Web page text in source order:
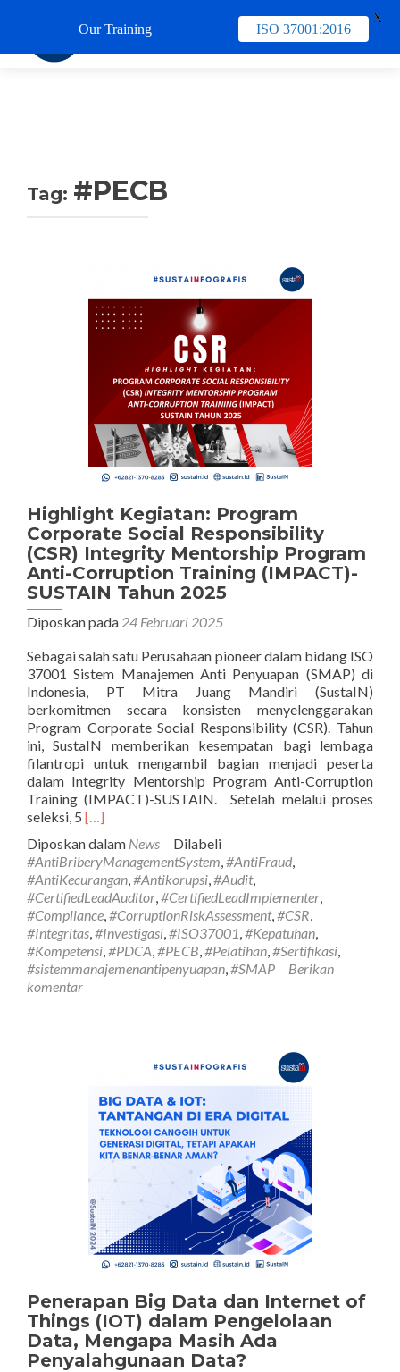
Tag: #PECB
Highlight Kegiatan: Program
Corporate Social Responsibility
(CSR) Integrity Mentorship Program
Anti-Corruption Training (IMPACT)-
SUSTAIN Tahun 2025
Diposkan pada 24 Februari 2025
Sebagai salah satu Perusahaan pioneer dalam bidang ISO
37001 Sistem Manajemen Anti Penyuapan (SMAP) di
Indonesia, PT Mitra Juang Mandiri (SustaIN)
berkomitmen secara konsisten menyelenggarakan
Program Corporate Social Responsibility (CSR). Tahun
ini, SustaIN memberikan kesempatan bagi lembaga
filantropi untuk mengambil bagian menjadi peserta
dalam Integrity Mentorship Program Anti-Corruption
Training (IMPACT)-SUSTAIN. Setelah melalui proses
seleksi, 5 Selengkapnya
Kegiatan:
Program
Corporate
Social
Responsibility
(CSR)
Integrity
Mentorship
(IMPACT)-
Tahun
2025
[…]
Diposkan dalam News
Dilabeli
#AntiBriberyManagementSystem,#AntiFraud,
#AntiKecurangan,#Antikorupsi,#Audit,
#CertifiedLeadAuditor,#CertifiedLeadImplementer,
#Compliance,#CorruptionRiskAssessment,#CSR,
#Integritas,#Investigasi,#ISO37001,#Kepatuhan,
#Kompetensi,#PDCA,#PECB,#Pelatihan,#Sertifikasi,
#sistemmanajemenantipenyuapan,#SMAP
Berikan
komentar
Penerapan Big Data dan Internet of
Things (IOT) dalam Pengelolaan
Data, Mengapa Masih Ada
Penyalahgunaan Data?
Our Training ISO 37001:2016
X